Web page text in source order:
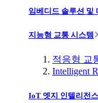
임베디드 솔루션 및
지능형 교통 시스템
적응형 교
Intelligent
IoT 엣지 인텔리전